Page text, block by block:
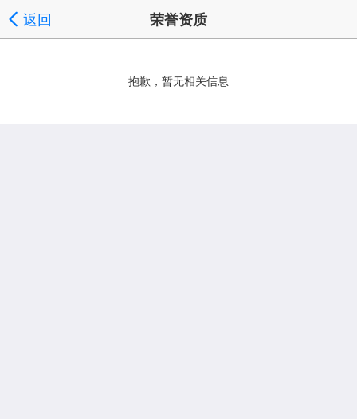
返回 荣誉资质
抱歉，暂无相关信息